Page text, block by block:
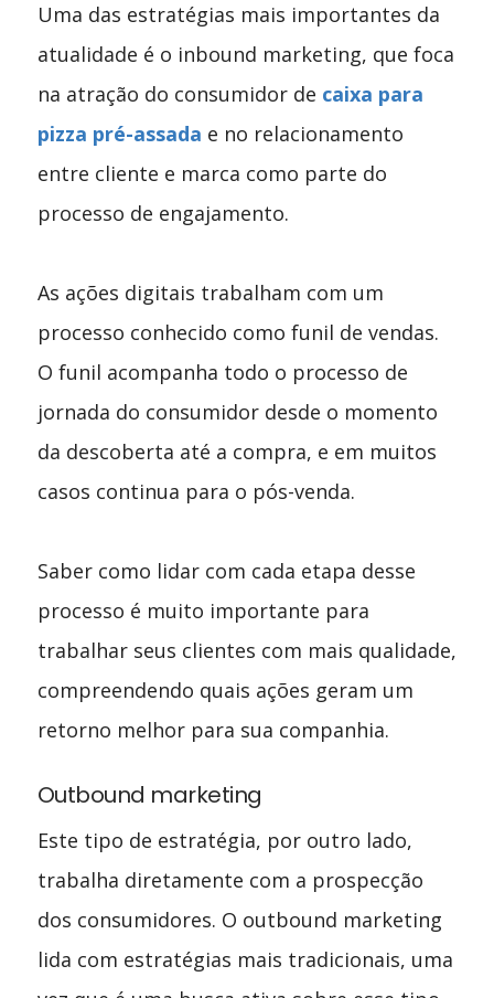
Uma das estratégias mais importantes da
atualidade é o inbound marketing, que foca
na atração do consumidor de caixa para
pizza pré-assada e no relacionamento
entre cliente e marca como parte do
processo de engajamento.
As ações digitais trabalham com um
processo conhecido como funil de vendas.
O funil acompanha todo o processo de
jornada do consumidor desde o momento
da descoberta até a compra, e em muitos
casos continua para o pós-venda.
Saber como lidar com cada etapa desse
processo é muito importante para
trabalhar seus clientes com mais qualidade,
compreendendo quais ações geram um
retorno melhor para sua companhia.
Outbound marketing
Este tipo de estratégia, por outro lado,
trabalha diretamente com a prospecção
dos consumidores. O outbound marketing
lida com estratégias mais tradicionais, uma